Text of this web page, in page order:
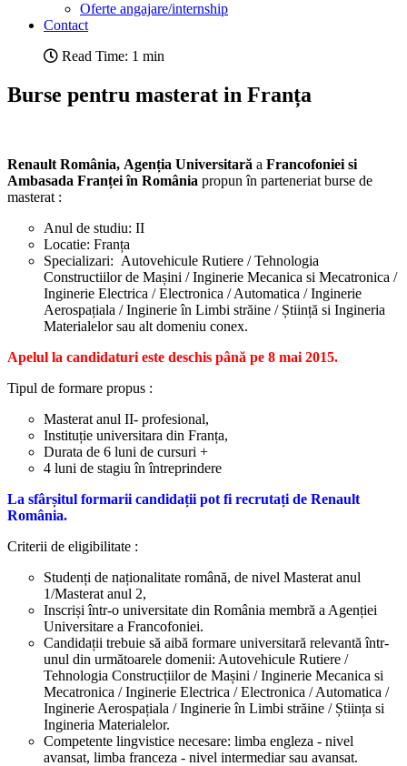
Oferte angajare/internship
Contact
Read Time: 1 min
Burse pentru masterat in Franța
Renault România, Agenția Universitară a Francofoniei si
Ambasada Franței în România propun în parteneriat burse de
masterat :
Anul de studiu: II
Locatie: Franța
Specializari: Autovehicule Rutiere / Tehnologia
Constructiilor de Mașini / Inginerie Mecanica si Mecatronica /
Inginerie Electrica / Electronica / Automatica / Inginerie
Aerospațiala / Inginerie în Limbi străine / Știință si Ingineria
Materialelor sau alt domeniu conex.
Apelul la candidaturi este deschis până pe 8 mai 2015.
Tipul de formare propus :
Masterat anul II- profesional,
Instituție universitara din Franța,
Durata de 6 luni de cursuri +
4 luni de stagiu în întreprindere
La sfârșitul formarii candidații pot fi recrutați de Renault
România.
Criterii de eligibilitate :
Studenți de naționalitate română, de nivel Masterat anul
1/Masterat anul 2,
Inscriși într-o universitate din România membră a Agenției
Universitare a Francofoniei.
Candidații trebuie să aibă formare universitară relevantă într-
unul din următoarele domenii: Autovehicule Rutiere /
Tehnologia Construcțiilor de Mașini / Inginerie Mecanica si
Mecatronica / Inginerie Electrica / Electronica / Automatica /
Inginerie Aerospațiala / Inginerie în Limbi străine / Știința si
Ingineria Materialelor.
Competente lingvistice necesare: limba engleza - nivel
avansat, limba franceza - nivel intermediar sau avansat.